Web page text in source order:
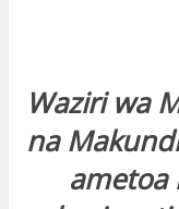
Waziri wa
na
ametoa